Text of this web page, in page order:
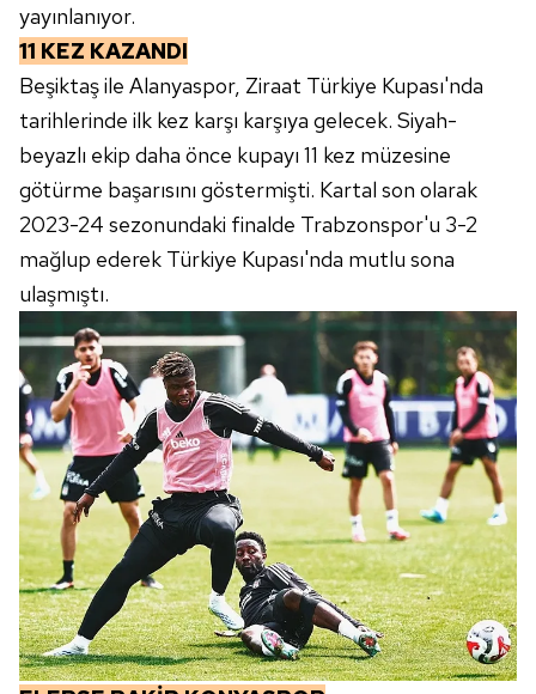
kullanılmaktadır. Bu çerezler vasıtasıyla çeşitli kişisel
verileriniz işlenmekte olup gerekli olan çerezler bilgi
toplumu hizmetlerinin sunulması amacıyla
kullanılmaktadır. Diğer çerezler, sitemizin daha işlevsel
kılınması ve kişiselleştirilmesi ve sizlere yönelik
reklam/pazarlama faaliyetlerinin yapılması, amaçlarıyla
sınırlı olarak açık rızanız dahilinde kullanılacaktır.
Çerezlere ilişkin tercihlerinizi aşağıda yer alan panel
vasıtasıyla belirleyebilirsiniz. Çerezlere ilişkin detaylı bilgi
için Ayarlar butonuna tıklayabilir,Çerez Bilgilendirme
Metnimiziziyaret edebilirsiniz.
6698 sayılı Kişisel Verilerin Korunması Kanunu uyarınca
hazırlanmış Aydınlatma Metnimizi okumak ve sitemizde
ilgili mevzuata uygun olarak kullanılan çerezlerle ilgili bilgi
almak için lütfentıklayınız
yayınlanıyor.
11 KEZ KAZANDI
Beşiktaş ile Alanyaspor, Ziraat Türkiye Kupası'nda
tarihlerinde ilk kez karşı karşıya gelecek. Siyah-
beyazlı ekip daha önce kupayı 11 kez müzesine
götürme başarısını göstermişti. Kartal son olarak
2023-24 sezonundaki finalde Trabzonspor'u 3-2
mağlup ederek Türkiye Kupası'nda mutlu sona
ulaşmıştı.